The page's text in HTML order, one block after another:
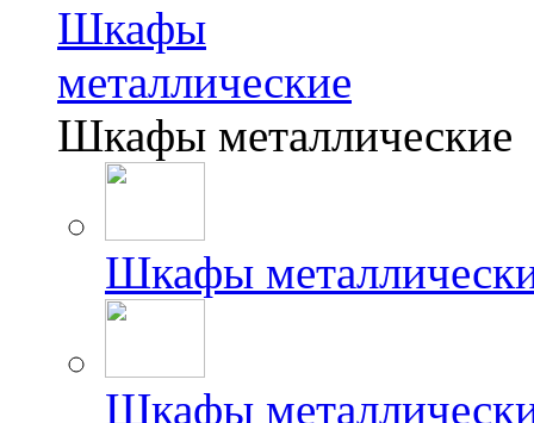
Шкафы
металлические
Шкафы металлические
Шкафы
Шкафы